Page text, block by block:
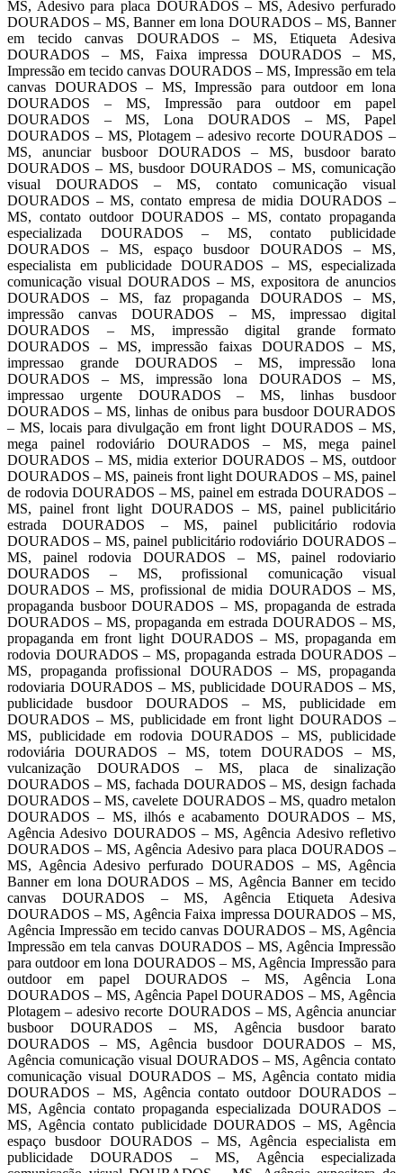
MS, Adesivo para placa DOURADOS – MS, Adesivo perfurado
DOURADOS – MS, Banner em lona DOURADOS – MS, Banner
em tecido canvas DOURADOS – MS, Etiqueta Adesiva
DOURADOS – MS, Faixa impressa DOURADOS – MS,
Impressão em tecido canvas DOURADOS – MS, Impressão em tela
canvas DOURADOS – MS, Impressão para outdoor em lona
DOURADOS – MS, Impressão para outdoor em papel
DOURADOS – MS, Lona DOURADOS – MS, Papel
DOURADOS – MS, Plotagem – adesivo recorte DOURADOS –
MS, anunciar busboor DOURADOS – MS, busdoor barato
DOURADOS – MS, busdoor DOURADOS – MS, comunicação
visual DOURADOS – MS, contato comunicação visual
DOURADOS – MS, contato empresa de midia DOURADOS –
MS, contato outdoor DOURADOS – MS, contato propaganda
especializada DOURADOS – MS, contato publicidade
DOURADOS – MS, espaço busdoor DOURADOS – MS,
especialista em publicidade DOURADOS – MS, especializada
comunicação visual DOURADOS – MS, expositora de anuncios
DOURADOS – MS, faz propaganda DOURADOS – MS,
impressão canvas DOURADOS – MS, impressao digital
DOURADOS – MS, impressão digital grande formato
DOURADOS – MS, impressão faixas DOURADOS – MS,
impressao grande DOURADOS – MS, impressão lona
DOURADOS – MS, impressão lona DOURADOS – MS,
impressao urgente DOURADOS – MS, linhas busdoor
DOURADOS – MS, linhas de onibus para busdoor DOURADOS
– MS, locais para divulgação em front light DOURADOS – MS,
mega painel rodoviário DOURADOS – MS, mega painel
DOURADOS – MS, midia exterior DOURADOS – MS, outdoor
DOURADOS – MS, paineis front light DOURADOS – MS, painel
de rodovia DOURADOS – MS, painel em estrada DOURADOS –
MS, painel front light DOURADOS – MS, painel publicitário
estrada DOURADOS – MS, painel publicitário rodovia
DOURADOS – MS, painel publicitário rodoviário DOURADOS –
MS, painel rodovia DOURADOS – MS, painel rodoviario
DOURADOS – MS, profissional comunicação visual
DOURADOS – MS, profissional de midia DOURADOS – MS,
propaganda busboor DOURADOS – MS, propaganda de estrada
DOURADOS – MS, propaganda em estrada DOURADOS – MS,
propaganda em front light DOURADOS – MS, propaganda em
rodovia DOURADOS – MS, propaganda estrada DOURADOS –
MS, propaganda profissional DOURADOS – MS, propaganda
rodoviaria DOURADOS – MS, publicidade DOURADOS – MS,
publicidade busdoor DOURADOS – MS, publicidade em
DOURADOS – MS, publicidade em front light DOURADOS –
MS, publicidade em rodovia DOURADOS – MS, publicidade
rodoviária DOURADOS – MS, totem DOURADOS – MS,
vulcanização DOURADOS – MS, placa de sinalização
DOURADOS – MS, fachada DOURADOS – MS, design fachada
DOURADOS – MS, cavelete DOURADOS – MS, quadro metalon
DOURADOS – MS, ilhós e acabamento DOURADOS – MS,
Agência Adesivo DOURADOS – MS, Agência Adesivo refletivo
DOURADOS – MS, Agência Adesivo para placa DOURADOS –
MS, Agência Adesivo perfurado DOURADOS – MS, Agência
Banner em lona DOURADOS – MS, Agência Banner em tecido
canvas DOURADOS – MS, Agência Etiqueta Adesiva
DOURADOS – MS, Agência Faixa impressa DOURADOS – MS,
Agência Impressão em tecido canvas DOURADOS – MS, Agência
Impressão em tela canvas DOURADOS – MS, Agência Impressão
para outdoor em lona DOURADOS – MS, Agência Impressão para
outdoor em papel DOURADOS – MS, Agência Lona
DOURADOS – MS, Agência Papel DOURADOS – MS, Agência
Plotagem – adesivo recorte DOURADOS – MS, Agência anunciar
busboor DOURADOS – MS, Agência busdoor barato
DOURADOS – MS, Agência busdoor DOURADOS – MS,
Agência comunicação visual DOURADOS – MS, Agência contato
comunicação visual DOURADOS – MS, Agência contato midia
DOURADOS – MS, Agência contato outdoor DOURADOS –
MS, Agência contato propaganda especializada DOURADOS –
MS, Agência contato publicidade DOURADOS – MS, Agência
espaço busdoor DOURADOS – MS, Agência especialista em
publicidade DOURADOS – MS, Agência especializada